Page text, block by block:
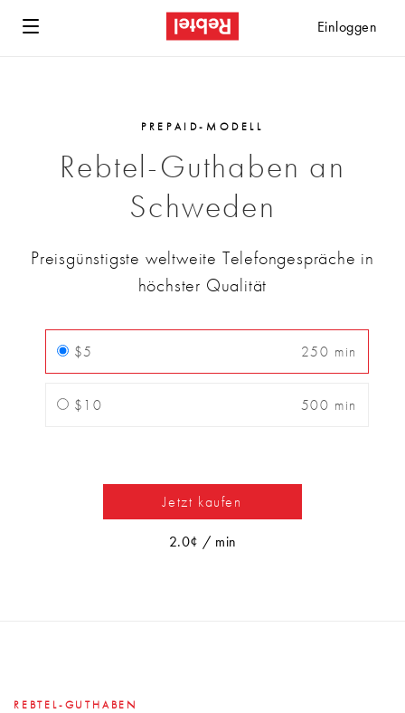
Einloggen
PREPAID-MODELL
Rebtel-Guthaben an
Schweden
Preisgünstigste weltweite Telefongespräche in
höchster Qualität
$5 250 min
$10 500 min
Jetzt kaufen
2.0¢ / min
REBTEL-GUTHABEN